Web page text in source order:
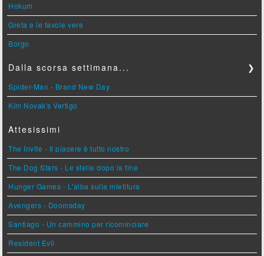
Hokum
Greta e le favole vere
Borgo
Dalla scorsa settimana... ❯
Spider-Man - Brand New Day
Kim Novak's Vertigo
Attesissimi
The Invite - Il piacere è tutto nostro
The Dog Stars - Le stelle dopo la fine
Hunger Games - L'alba sulla mietitura
Avengers - Doomsday
Santiago - Un cammino per ricominciare
Resident Evil